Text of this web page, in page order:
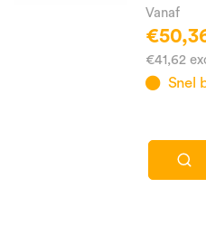
Vanaf
€41,62
Snel